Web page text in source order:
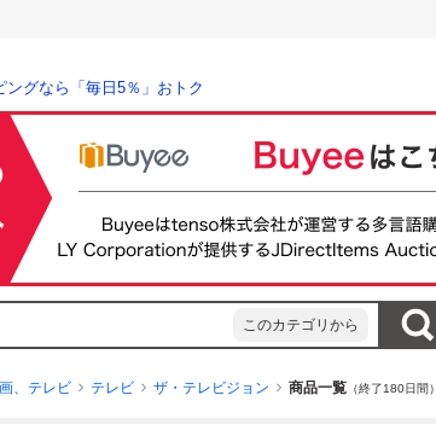
ングなら「毎日5％」おトク
このカテゴリから
、テレビ テレビ ザ・テレビジョン 商品一覧 （終了180日間）